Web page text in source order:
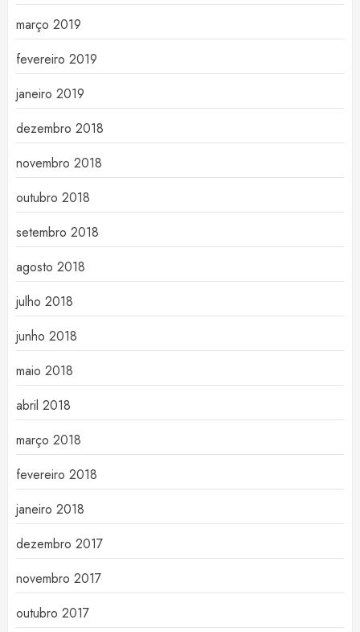
março 2019
fevereiro 2019
janeiro 2019
dezembro 2018
novembro 2018
outubro 2018
setembro 2018
agosto 2018
julho 2018
junho 2018
maio 2018
abril 2018
março 2018
fevereiro 2018
janeiro 2018
dezembro 2017
novembro 2017
outubro 2017